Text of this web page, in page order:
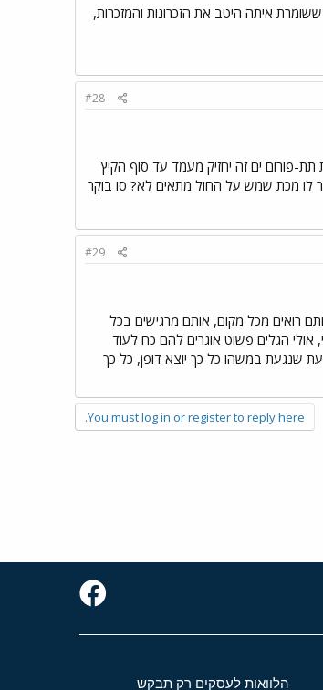
איתה היטב את הזכרונות והמזכרות,
#28
פורום ים זה יחזיק מעמד עד סוף הקיץ
לו מכת שמש על החול מתאים לא? סו בוקר
#29
רואים מכל מקום, אותם מרגישים בכל
הגלים פשוט אוגרים להם כח לעוד
שנגעת במשהו כל כך יוצא דופן, כל כך
You must log in or register to reply here.
הלוואות לעסקים רק תבקש